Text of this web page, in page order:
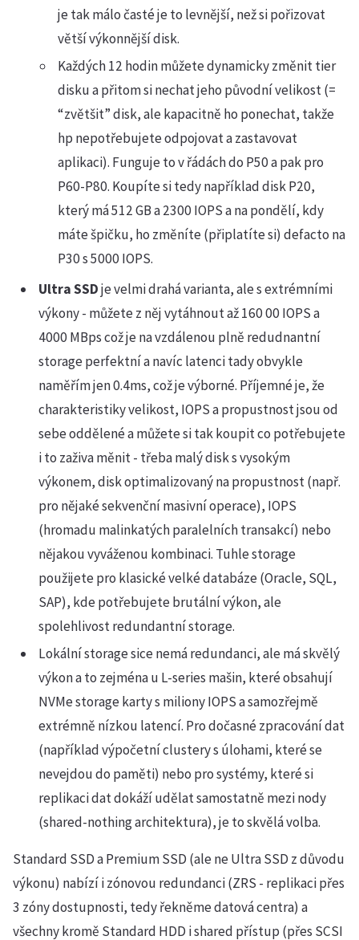
je tak málo časté je to levnější, než si pořizovat
větší výkonnější disk.
Každých 12 hodin můžete dynamicky změnit tier
disku a přitom si nechat jeho původní velikost (=
“zvětšit” disk, ale kapacitně ho ponechat, takže
hp nepotřebujete odpojovat a zastavovat
aplikaci). Funguje to v řádách do P50 a pak pro
P60-P80. Koupíte si tedy například disk P20,
který má 512 GB a 2300 IOPS a na pondělí, kdy
máte špičku, ho změníte (připlatíte si) defacto na
P30 s 5000 IOPS.
Ultra SSDje velmi drahá varianta, ale s extrémními
výkony - můžete z něj vytáhnout až 160 00 IOPS a
4000 MBps což je na vzdálenou plně redudnantní
storage perfektní a navíc latenci tady obvykle
naměřím jen 0.4ms, což je výborné. Příjemné je, že
charakteristiky velikost, IOPS a propustnost jsou od
sebe oddělené a můžete si tak koupit co potřebujete
i to zaživa měnit - třeba malý disk s vysokým
výkonem, disk optimalizovaný na propustnost (např.
pro nějaké sekvenční masivní operace), IOPS
(hromadu malinkatých paralelních transakcí) nebo
nějakou vyváženou kombinaci. Tuhle storage
použijete pro klasické velké databáze (Oracle, SQL,
SAP), kde potřebujete brutální výkon, ale
spolehlivost redundantní storage.
Lokální storage sice nemá redundanci, ale má skvělý
výkon a to zejména u L-series mašin, které obsahují
NVMe storage karty s miliony IOPS a samozřejmě
extrémně nízkou latencí. Pro dočasné zpracování dat
(například výpočetní clustery s úlohami, které se
nevejdou do paměti) nebo pro systémy, které si
replikaci dat dokáží udělat samostatně mezi nody
(shared-nothing architektura), je to skvělá volba.
Standard SSD a Premium SSD (ale ne Ultra SSD z důvodu
výkonu) nabízí i zónovou redundanci (ZRS - replikaci přes
3 zóny dostupnosti, tedy řekněme datová centra) a
všechny kromě Standard HDD i shared přístup (přes SCSI